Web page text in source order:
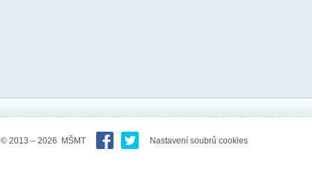
© 2013 – 2026 MŠMT Nastavení soubrů cookies